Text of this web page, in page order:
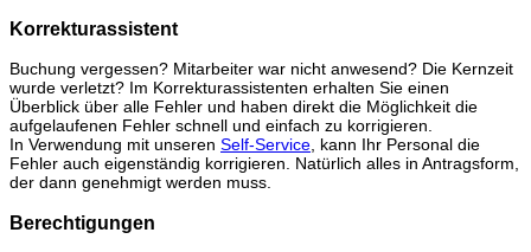
Korrekturassistent
Buchung vergessen? Mitarbeiter war nicht anwesend? Die Kernzeit
wurde verletzt? Im Korrekturassistenten erhalten Sie einen
Überblick über alle Fehler und haben direkt die Möglichkeit die
aufgelaufenen Fehler schnell und einfach zu korrigieren.
In Verwendung mit unseren Self-Service, kann Ihr Personal die
Fehler auch eigenständig korrigieren. Natürlich alles in Antragsform,
der dann genehmigt werden muss.
Berechtigungen